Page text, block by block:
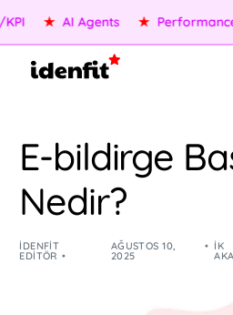
★ AI Agents ★ Performance
E-bildirge
Nedir?
IDENFIT
EDITÖR
AĞUSTOS 10,
2025
İK